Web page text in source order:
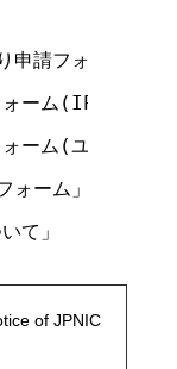
申請フォーム」
ォーム(IPアドレ
ーム(ユーザネッ
ォーム」
て」
of JPNIC